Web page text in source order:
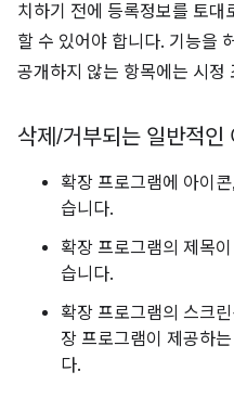
치하기 전에 등록정보를 토
할 수 있어야 합니다. 기능을
공개하지 않는 항목에는 시정
삭제 /거부되는 일반적인
확장 프로그램에 아이
습니다.
확장 프로그램의 제목
습니다.
확장 프로그램의 스크
장 프로그램이 제공하
다.